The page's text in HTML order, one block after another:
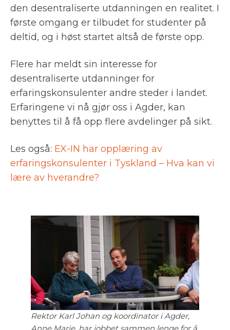
den desentraliserte utdanningen en realitet. I
første omgang er tilbudet for studenter på
deltid, og i høst startet altså de første opp.
Flere har meldt sin interesse for
desentraliserte utdanninger for
erfaringskonsulenter andre steder i landet.
Erfaringene vi nå gjør oss i Agder, kan
benyttes til å få opp flere avdelinger på sikt.
Les også: EX-IN har opplæring av
erfaringskonsulenter i Tyskland – Hva kan vi
lære av hverandre?
Rektor Karl Johan og koordinator i Agder,
Anne Marie, har jobbet sammen lenge for å